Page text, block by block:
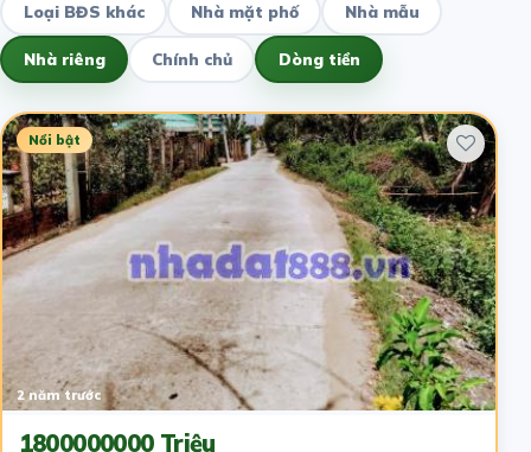
Loại BĐS khác Nhà mặt phố Nhà mẫu
Nhà riêng Chính chủ Dòng tiền
Nổi bật
2 năm trước
1800000000 Triệu